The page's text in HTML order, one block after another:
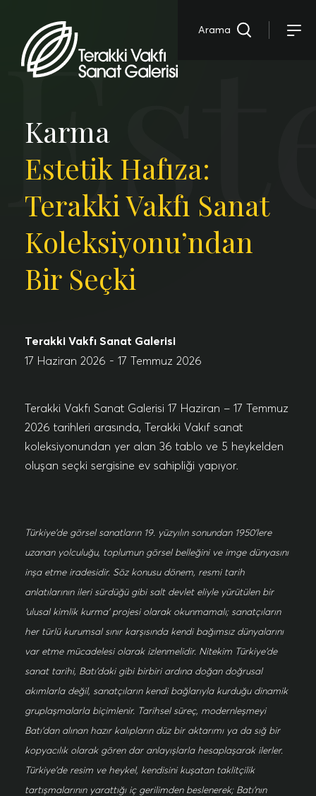
Arama
Karma
Estetik Hafıza:
Terakki Vakfı Sanat
Koleksiyonu’ndan
Bir Seçki
Terakki Vakfı Sanat Galerisi
17 Haziran 2026 - 17 Temmuz 2026
Terakki Vakfı Sanat Galerisi 17 Haziran – 17 Temmuz
2026 tarihleri arasında, Terakki Vakıf sanat
koleksiyonundan yer alan 36 tablo ve 5 heykelden
oluşan seçki sergisine ev sahipliği yapıyor.
Türkiye’de görsel sanatların 19. yüzyılın sonundan 1950’lere
uzanan yolculuğu, toplumun görsel belleğini ve imge dünyasını
inşa etme iradesidir. Söz konusu dönem, resmi tarih
anlatılarının ileri sürdüğü gibi salt devlet eliyle yürütülen bir
‘ulusal kimlik kurma’ projesi olarak okunmamalı; sanatçıların
her türlü kurumsal sınır karşısında kendi bağımsız dünyalarını
var etme mücadelesi olarak izlenmelidir. Nitekim Türkiye’de
sanat tarihi, Batı’daki gibi birbiri ardına doğan doğrusal
akımlarla değil, sanatçıların kendi bağlarıyla kurduğu dinamik
gruplaşmalarla biçimlenir. Tarihsel süreç, modernleşmeyi
Batı’dan alınan hazır kalıpların düz bir aktarımı ya da sığ bir
kopyacılık olarak gören dar anlayışlarla hesaplaşarak ilerler.
Türkiye’de resim ve heykel, kendisini kuşatan taklitçilik
tartışmalarının yarattığı iç gerilimden beslenerek; Batı’nın